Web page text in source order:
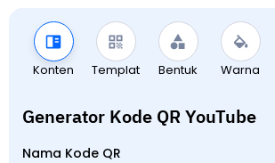
Konten Templat Bentuk Warna
Generator Kode QR YouTube
Nama Kode QR